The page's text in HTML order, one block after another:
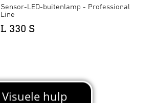
Sensor-LED-buitenlamp - Professional
Line
L 330 S